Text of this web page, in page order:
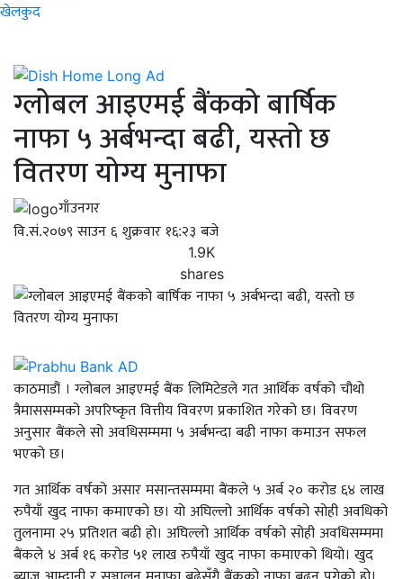
खेलकुद
ग्लोबल आइएमई बैंकको बार्षिक
नाफा ५ अर्बभन्दा बढी, यस्तो छ
वितरण योग्य मुनाफा
गाँउनगर
वि.सं.२०७९ साउन ६ शुक्रवार १६:२३ बजे
1.9K
shares
काठमाडौं । ग्लोबल आइएमई बैंक लिमिटेडले गत आर्थिक वर्षको चौथो
त्रैमाससम्मको अपरिष्कृत वित्तीय विवरण प्रकाशित गरेको छ। विवरण
अनुसार बैंकले सो अवधिसम्ममा ५ अर्बभन्दा बढी नाफा कमाउन सफल
भएको छ।
गत आर्थिक वर्षको असार मसान्तसम्ममा बैंकले ५ अर्ब २० करोड ६४ लाख
रुपैयाँ खुद नाफा कमाएको छ। यो अघिल्लो आर्थिक वर्षको सोही अवधिको
तुलनामा २५ प्रतिशत बढी हो। अघिल्लो आर्थिक वर्षको सोही अवधिसम्ममा
बैंकले ४ अर्ब १६ करोड ५१ लाख रुपैयाँ खुद नाफा कमाएको थियो। खुद